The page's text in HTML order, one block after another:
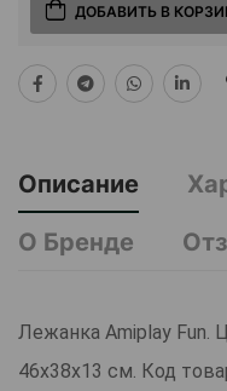
ДОБАВИТЬ В
Описание
О Бренде
Лежанка Amiplay Fun.
46x38x13 см. Код